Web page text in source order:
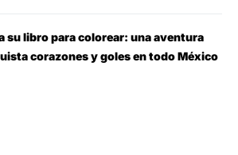
su libro para colorear: una aventura
corazones y goles en todo México